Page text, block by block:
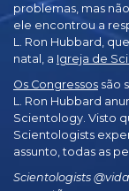
problemas, mas
ele encontrou a
L. Ron Hubbard,
natal, a Igreja de
Os Congressos são
L. Ron Hubbard
Scientology. Visto
Scientologists
assunto, todas as
Scientologists @vida